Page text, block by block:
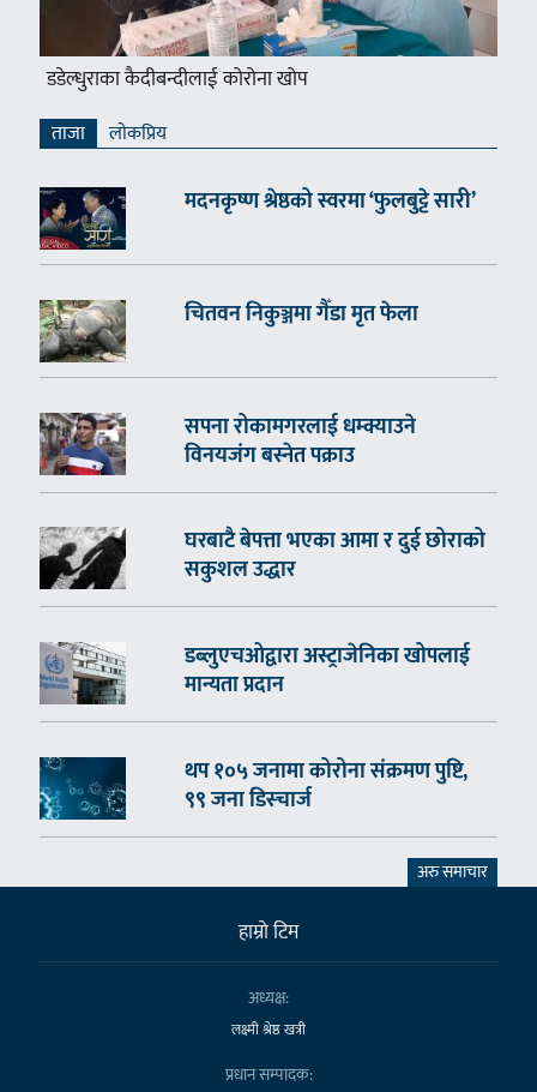
डडेल्धुराका कैदीबन्दीलाई कोरोना खोप
ताजा लाेकप्रिय
मदनकृष्ण श्रेष्ठको स्वरमा ‘फुलबुट्टे सारी’
चितवन निकुञ्जमा गैँडा मृत फेला
सपना रोकामगरलाई धम्क्याउने
विनयजंग बस्नेत पक्राउ
घरबाटै बेपत्ता भएका आमा र दुई छोराको
सकुशल उद्धार
डब्लुएचओद्वारा अस्ट्राजेनिका खोपलाई
मान्यता प्रदान
थप १०५ जनामा कोरोना संक्रमण पुष्टि,
९९ जना डिस्चार्ज
अरु समाचार
हाम्राे टिम
अध्यक्ष:
लक्ष्मी श्रेष्ठ खत्री
प्रधान सम्पादक: